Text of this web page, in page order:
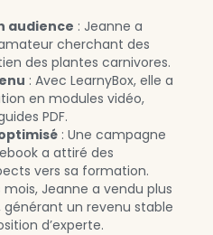
audience : Jeanne a
cherchant des
des plantes carnivores.
: Avec LearnyBox, elle a
en modules vidéo,
PDF.
: Une campagne
a attiré des
vers sa formation.
mois, Jeanne a vendu plus
un revenu stable
d’experte.